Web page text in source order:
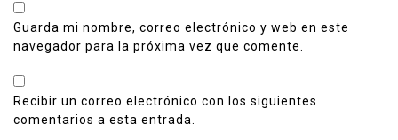
Guarda mi nombre, correo electrónico y web en este
navegador para la próxima vez que comente.
Recibir un correo electrónico con los siguientes
comentarios a esta entrada.